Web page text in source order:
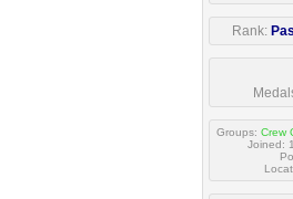
Rank:
Groups: Crew
Joined: